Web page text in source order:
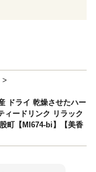
ドライ 乾燥させたハー
ィードリンク リラック
町【MI674-bi】【美香